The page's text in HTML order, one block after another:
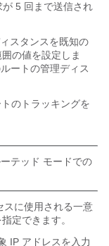
5 回まで送信され
スタンスを既知の
の値を設定しま
ートの管理ディス
のトラッキングを
テッド モードでの
スに使用される一意
定できます。
IP アドレスを入力